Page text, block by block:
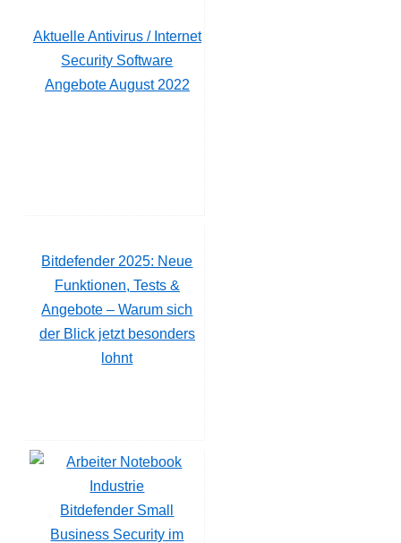
Aktuelle Antivirus / Internet
Security Software
Angebote August 2022
Bitdefender 2025: Neue
Funktionen, Tests &
Angebote – Warum sich
der Blick jetzt besonders
lohnt
Bitdefender Small
Business Security im